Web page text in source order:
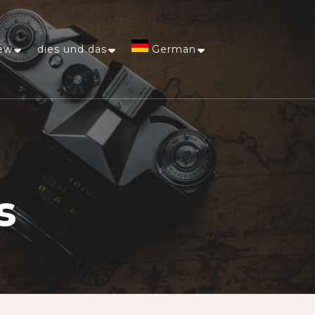
dies und das German
Afrikaans
Arabic
Chinese